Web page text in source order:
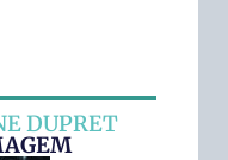
DUPRET